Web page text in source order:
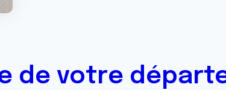
de votre